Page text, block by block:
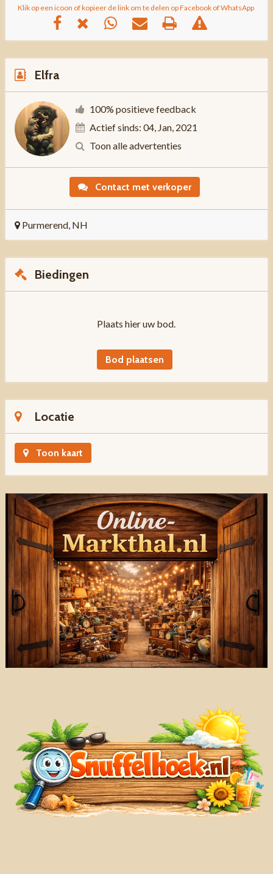
Klik op een icoon of kopieer de link om te delen op Facebook of WhatsApp
Elfra
100% positieve feedback
Actief sinds: 04, Jan, 2021
Toon alle advertenties
Contact met verkoper
Purmerend, NH
Biedingen
Plaats hier uw bod.
Bod plaatsen
Locatie
Toon kaart